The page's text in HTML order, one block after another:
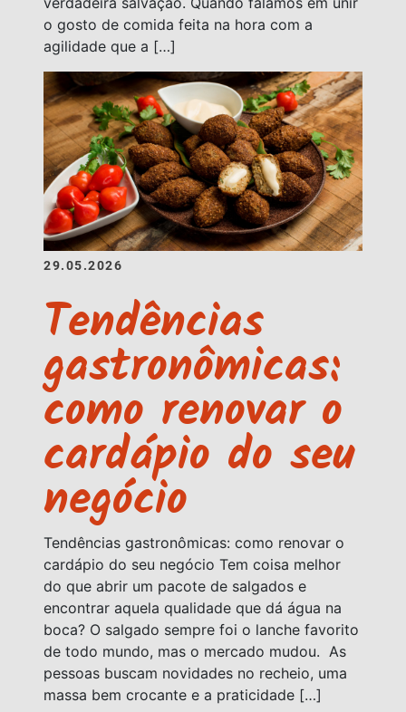
o gosto de comida feita na hora com a
agilidade que a […]
29.05.2026
Tendências
gastronômicas:
como renovar o
cardápio do seu
negócio
Tendências gastronômicas: como renovar o
cardápio do seu negócio Tem coisa melhor
do que abrir um pacote de salgados e
encontrar aquela qualidade que dá água na
boca? O salgado sempre foi o lanche favorito
de todo mundo, mas o mercado mudou. As
pessoas buscam novidades no recheio, uma
massa bem crocante e a praticidade […]